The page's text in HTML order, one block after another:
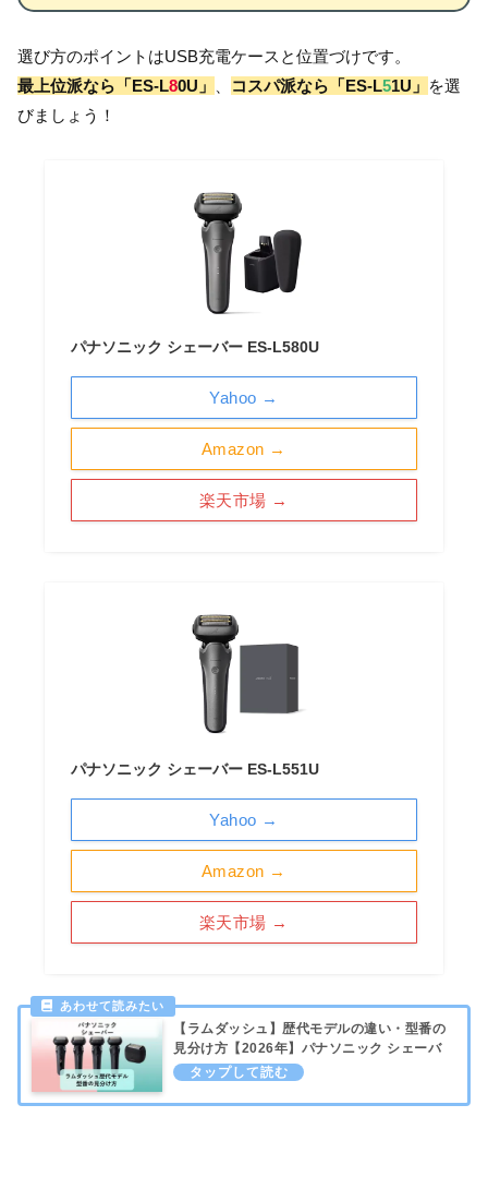
選び方のポイントはUSB充電ケースと位置づけです。
最上位派なら「ES-L80U」 コスパ派なら「ES-L51U」 を選
びましょう！
パナソニック シェーバー ES-L580U
Amazon →
楽天市場 →
Yahoo →
パナソニック シェーバー ES-L551U
Amazon →
楽天市場 →
Yahoo →
【ラムダッシュ】歴代モデルの違い・型番の
見分け方【2026年】パナソニック シェーバ
ー